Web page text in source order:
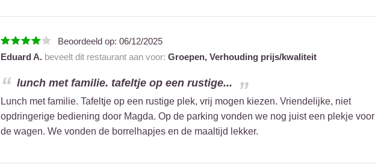
Beoordeeld op: 06/12/2025
Eduard A.beveelt dit restaurant aan voor: Groepen, Verhouding prijs/kwaliteit
lunch met familie. tafeltje op een rustige...
Lunch met familie. Tafeltje op een rustige plek, vrij mogen kiezen. Vriendelijke, niet
opdringerige bediening door Magda. Op de parking vonden we nog juist een plekje voor
de wagen. We vonden de borrelhapjes en de maaltijd lekker.